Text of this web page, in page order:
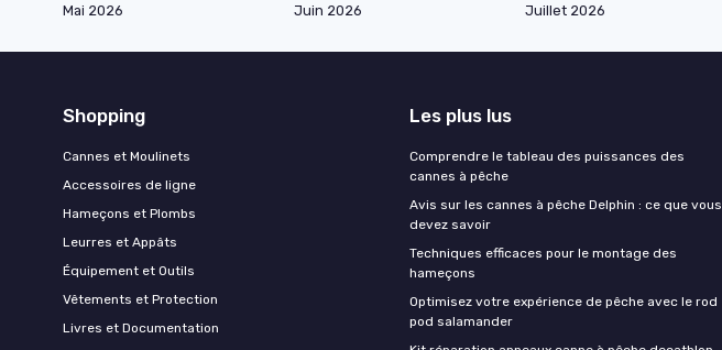
Mai 2026
Juin 2026 Juillet 2026
Shopping
Cannes et Moulinets
Accessoires de ligne
Hameçons et Plombs
Leurres et Appâts
Équipement et Outils
Vêtements et Protection
Livres et Documentation
Les plus lus
Comprendre le tableau des puissances des
cannes à pêche
Avis sur les cannes à pêche Delphin : ce que vous
devez savoir
Techniques efficaces pour le montage des
hameçons
Optimisez votre expérience de pêche avec le rod
pod salamander